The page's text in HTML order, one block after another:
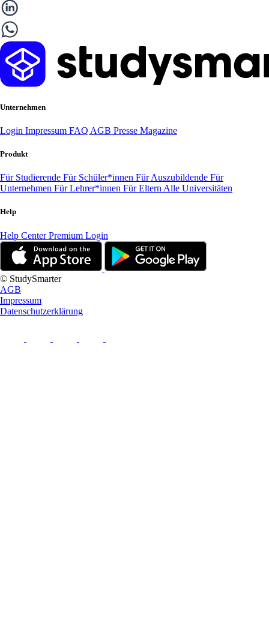
Unternehmen
Login Impressum FAQ AGB Presse Magazine
Produkt
Für Studierende Für Schüler*innen Für Auszubildende Für
Unternehmen Für Lehrer*innen Für Eltern Alle Universitäten
Help
Help CenterPremium Login
© StudySmarter
AGB
Impressum
Datenschutzerklärung